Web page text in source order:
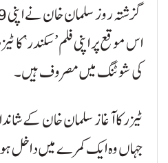
اس موقع پر اپنی فلم ’سکندر‘ کا
کی شوٹنگ میں مصروف ہیں۔
ٹیزر کا آغاز سلمان خان کے
جہاں وہ ایک کمرے میں داخل